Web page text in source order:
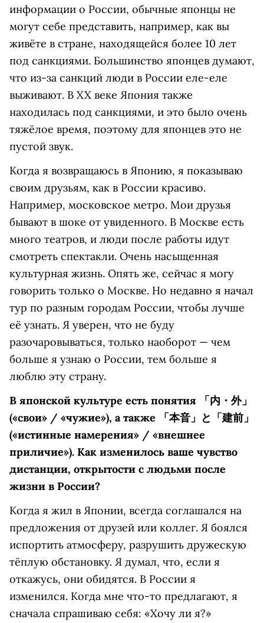
информации о России, обычные японцы не
могут себе представить, например, как вы
живёте в стране, находящейся более 10 лет
под санкциями. Большинство японцев думают,
что из-за санкций люди в России еле-еле
выживают. В XX веке Япония также
находилась под санкциями, и это было очень
тяжёлое время, поэтому для японцев это не
пустой звук.
Когда я возвращаюсь в Японию, я показываю
своим друзьям, как в России красиво.
Например, московское метро. Мои друзья
бывают в шоке от увиденного. В Москве есть
много театров, и люди после работы идут
смотреть спектакли. Очень насыщенная
культурная жизнь. Опять же, сейчас я могу
говорить только о Москве. Но недавно я начал
тур по разным городам России, чтобы лучше
её узнать. Я уверен, что не буду
разочаровываться, только наоборот — чем
больше я узнаю о России, тем больше я
люблю эту страну.
В японской культуре есть понятия 「内・外」
(«свои» / «чужие»), а также 「本音」と「建前」
(«истинные намерения» / «внешнее
приличие»). Как изменилось ваше чувство
дистанции, открытости с людьми после
жизни в России?
Когда я жил в Японии, всегда соглашался на
предложения от друзей или коллег. Я боялся
испортить атмосферу, разрушить дружескую
тёплую обстановку. Я думал, что, если я
откажусь, они обидятся. В России я
изменился. Когда мне что-то предлагают, я
сначала спрашиваю себя: «Хочу ли я?»